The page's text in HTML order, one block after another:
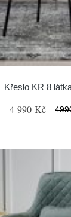
Křeslo KR 8
4 990 Kč